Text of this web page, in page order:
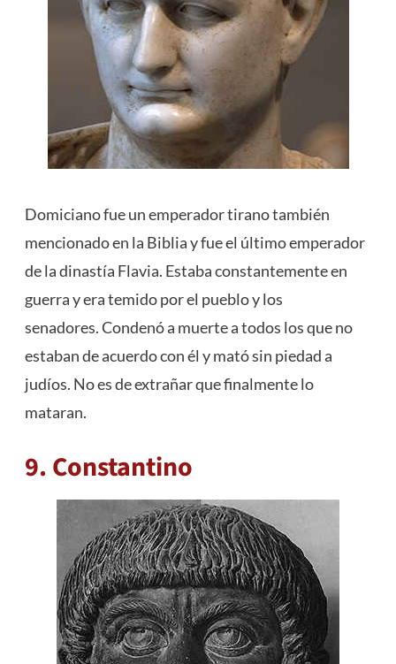
Domiciano fue un emperador tirano también
mencionado en la Biblia y fue el último emperador
de la dinastía Flavia. Estaba constantemente en
guerra y era temido por el pueblo y los
senadores. Condenó a muerte a todos los que no
estaban de acuerdo con él y mató sin piedad a
judíos. No es de extrañar que finalmente lo
mataran.
9. Constantino